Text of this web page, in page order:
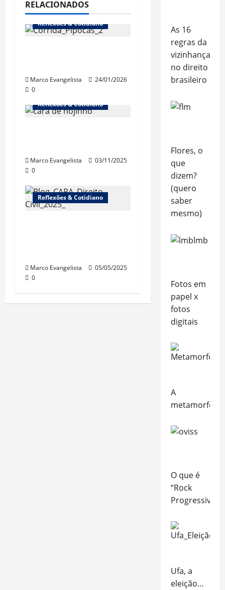
RELACIONADOS
Reflexões & Cotidiano
Marco Evangelista
24/01/2026
0
Reflexões & Cotidiano
Marco Evangelista
03/11/2025
0
Reflexões & Cotidiano
Marco Evangelista
05/05/2025
0
As 16
regras da
vizinhança,
no direito
brasileiro
Flores, o
que
dizem?
(quero
saber
mesmo)
Fotos em
papel x
fotos
digitais
A
metamorfose
O que é
“Rock
Progressivo”?
Ufa, a
eleição…